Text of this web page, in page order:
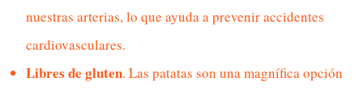
nuestras arterias, lo que ayuda a prevenir accidentes
cardiovasculares.
Libres de gluten. Las patatas son una magnífica opción